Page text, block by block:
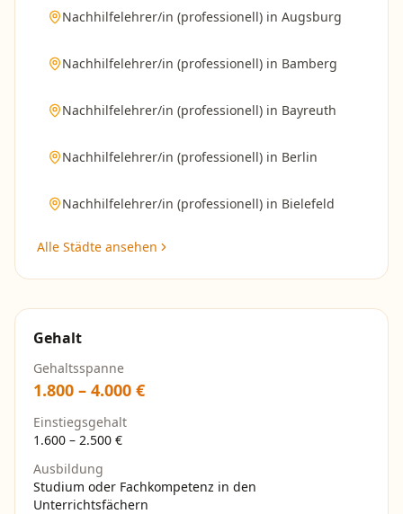
Nachhilfelehrer/in (professionell) in Augsburg
Nachhilfelehrer/in (professionell) in Bamberg
Nachhilfelehrer/in (professionell) in Bayreuth
Nachhilfelehrer/in (professionell) in Berlin
Nachhilfelehrer/in (professionell) in Bielefeld
Alle Städte ansehen
Gehalt
Gehaltsspanne
1.800 – 4.000 €
Einstiegsgehalt
1.600 – 2.500 €
Ausbildung
Studium oder Fachkompetenz in den
Unterrichtsfächern